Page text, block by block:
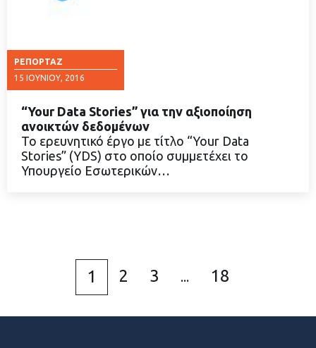
ΡΕΠΟΡΤΆΖ
15 ΙΟΥΝΊΟΥ, 2016
ΔΙΑΒΑΣΤΕ ΠΕΡΙΣΣΟΤΕΡΑ
“Your Data Stories” για την αξιοποίηση
ανοικτών δεδομένων
Το ερευνητικό έργο με τίτλο “Your Data
Stories” (YDS) στο οποίο συμμετέχει το
Υπουργείο Εσωτερικών…
1 2 3 ... 18